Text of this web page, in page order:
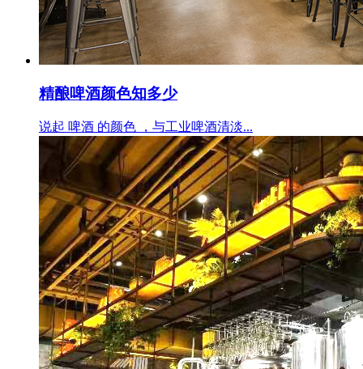
精酿啤酒颜色知多少
说起 啤酒 的颜色 ，与工业啤酒清淡...